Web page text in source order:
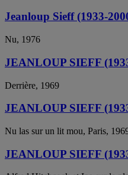
Jeanloup Sieff (1933-
Nu, 1976
JEANLOUP SIEFF
Derrière, 1969
JEANLOUP SIEFF
Nu las sur un lit mou, Paris,
JEANLOUP SIEFF